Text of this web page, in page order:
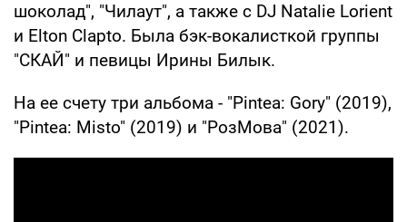
шоколад", "Чилаут", а также с DJ Natalie Lorient
и Elton Clapto. Была бэк-вокалисткой группы
"СКАЙ" и певицы Ирины Билык.
На ее счету три альбома - "Pintea: Gory" (2019),
"Pintea: Misto" (2019) и "РозМова" (2021).